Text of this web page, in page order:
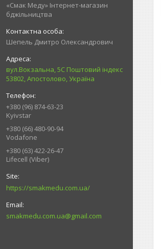
«Смак Меду» Інтернет-магазин
бджільництва
Шепель Дмитро Олександрович
вул.Вокзальна, 5С Поштовий індекс
53802, Апостолово, Україна
+380 (96) 874-63-23
Kyivstar
+380 (66) 480-90-94
Vodafone
+380 (63) 422-26-47
Lifecell (Viber)
https://smakmedu.com.ua/
smakmedu.com.ua@gmail.com